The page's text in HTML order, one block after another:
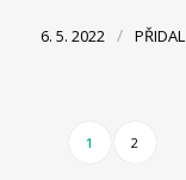
6. 5. 2022 / PŘIDAL
1 2